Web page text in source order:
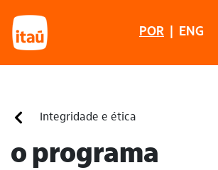
ENG
POR
Integridade e ética
o programa